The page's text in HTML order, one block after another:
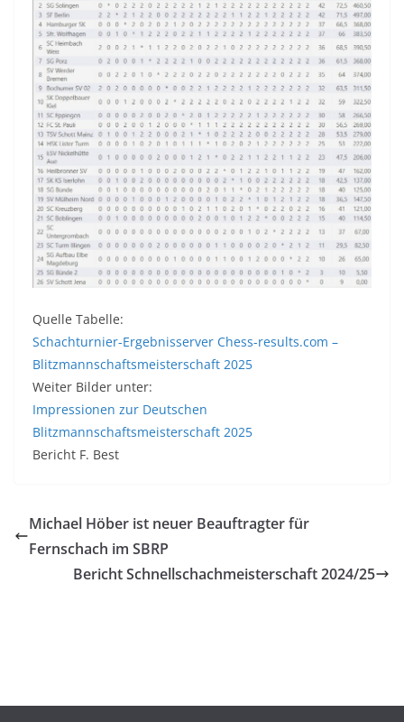
Quelle Tabelle:
Schachturnier-Ergebnisserver Chess-results.com –
Blitzmannschaftsmeisterschaft 2025
Weiter Bilder unter:
Impressionen zur Deutschen
Blitzmannschaftsmeisterschaft 2025
Bericht F. Best
Michael Höber ist neuer Beauftragter für
Fernschach im SBRP
Bericht Schnellschachmeisterschaft 2024/25